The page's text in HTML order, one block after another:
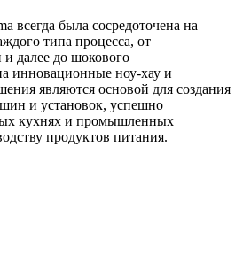
всегда была сосредоточена на
типа процесса, от
и далее до шокового
инновационные ноу-хау и
являются основой для создания
и установок, успешно
кухнях и промышленных
продуктов питания.